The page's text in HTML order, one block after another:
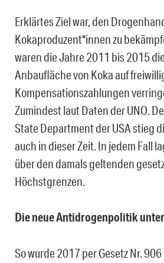
Erklärtes Ziel war, den
Kokaproduzent*innen zu
waren die Jahre 2011 bis 2015
Anbaufläche von Koka auf
Kompensationszahlungen
Zumindest laut Daten der UNO.
State Department der USA stieg
auch in dieser Zeit. In jedem Fall
über den damals geltenden
Höchstgrenzen.
Die neue Antidrogenpolitik
So wurde 2017 per Gesetz Nr.